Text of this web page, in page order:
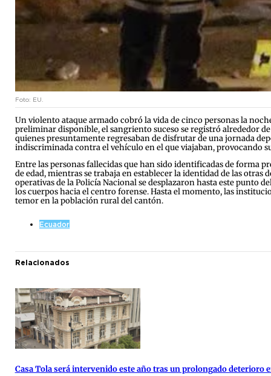
Foto: EU.
Un violento ataque armado cobró la vida de cinco personas la
preliminar disponible, el sangriento suceso se registró alrededor
quienes presuntamente regresaban de disfrutar de una jornada
indiscriminada contra el vehículo en el que viajaban, provocando
Entre las personas fallecidas que han sido identificadas de forma
de edad, mientras se trabaja en establecer la identidad de las
operativas de la Policía Nacional se desplazaron hasta este punto
los cuerpos hacia el centro forense. Hasta el momento, las
temor en la población rural del cantón.
Ecuador
Relacionados
Casa Tola será intervenido este año tras un prolongado deterioro